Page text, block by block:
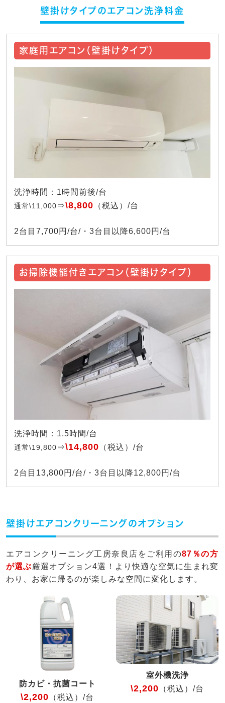
壁掛けタイプのエアコン洗浄料金
家庭用エアコン（壁掛けタイプ）
洗浄時間：1時間前後/台
通常\11,000⇒\8,800 （税込）/台
2台目7,700円/台/・3台目以降6,600円/台
お掃除機能付きエアコン（壁掛けタイプ）
洗浄時間：1.5時間/台
通常\19,800⇒\14,800 （税込）/台
2台目13,800円/台/・3台目以降12,800円/台
壁掛けエアコンクリーニングのオプション
エアコンクリーニング工房奈良店をご利用の87％の方
が選ぶ厳選オプション4選！より快適な空気に生まれ変
わり、お家に帰るのが楽しみな空間に変化します。
防カビ・抗菌コート
\2,200 （税込）/台
室外機洗浄
\2,200 （税込）/台